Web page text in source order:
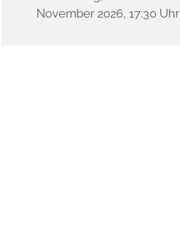
November 2026, 17:30 Uhr